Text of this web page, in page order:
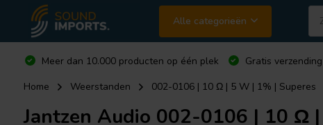
Alle categorieën
Meer dan 10.000 producten op één plek
Gratis
Home
Weerstanden 002-0106 | 10 Ω | 5 W | 1% | Superes
Jantzen Audio 002-0106 | 10 Ω